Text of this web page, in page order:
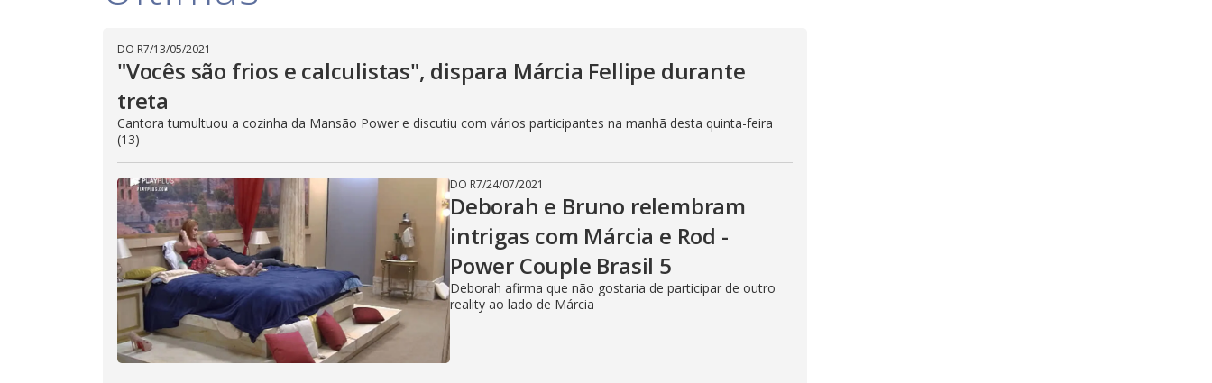
V
i
d
e
o
DO R7/13/05/2021
"Vocês são frios e calculistas", dispara Márcia Fellipe durante
treta
Cantora tumultuou a cozinha da Mansão Power e discutiu com vários participantes na manhã desta quinta-feira
(13)
DO R7/24/07/2021
Deborah e Bruno relembram
intrigas com Márcia e Rod -
Power Couple Brasil 5
Deborah afirma que não gostaria de participar de outro
reality ao lado de Márcia